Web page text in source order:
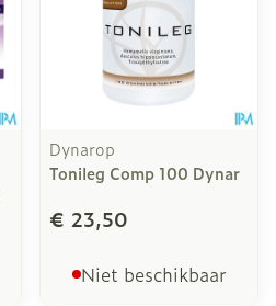
Dynarop
Tonileg Comp 100 Dynar
€ 23,50
Niet beschikbaar